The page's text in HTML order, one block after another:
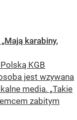
karabiny,
KGB
jest wzywana
media. „Takie
zabitym